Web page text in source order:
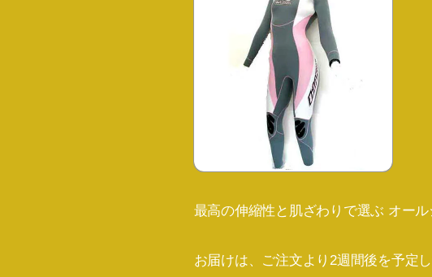
最高の伸縮性と肌ざわりで選ぶ オー
お届けは、ご注文より2週間後を予定し